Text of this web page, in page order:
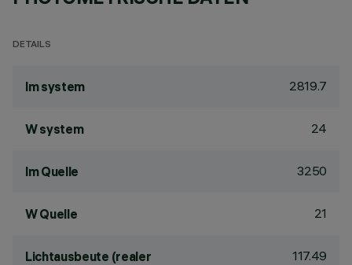
DETAILS
lm system 2819.7
W system 24
lm Quelle 3250
W Quelle 21
Lichtausbeute (realer
117.49